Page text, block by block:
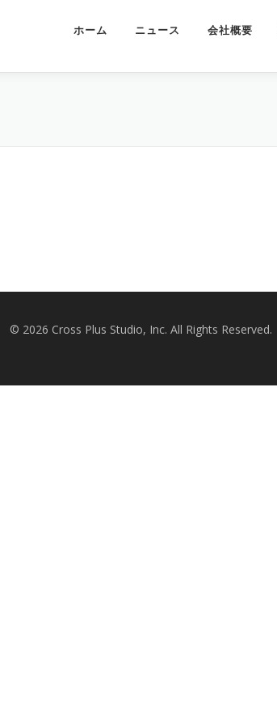
ホーム ニュース 会社概要
© 2026 Cross Plus Studio, Inc. All Rights Reserved.